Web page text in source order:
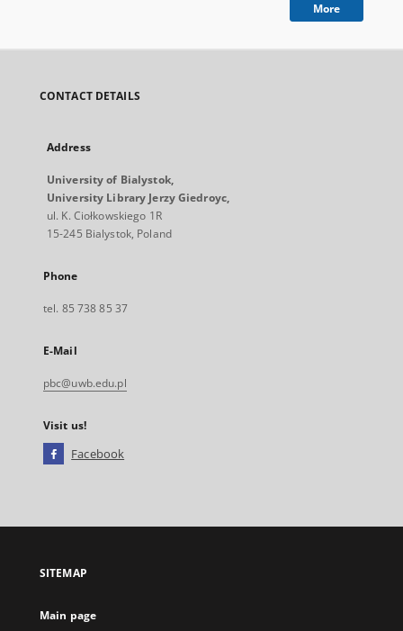
More
CONTACT DETAILS
Address
University of Bialystok,
University Library Jerzy Giedroyc,
ul. K. Ciołkowskiego 1R
15-245 Bialystok, Poland
Phone
tel. 85 738 85 37
E-Mail
pbc@uwb.edu.pl
Visit us!
Facebook
open
new
SITEMAP
Main page